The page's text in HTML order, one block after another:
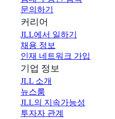
문의하기
커리어
JLL에서 일하기
채용 정보
인재 네트워크 가입
기업 정보
JLL 소개
뉴스룸
JLL의 지속가능성
투자자 관계